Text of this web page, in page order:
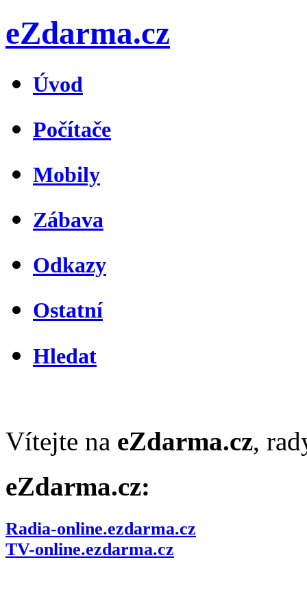
eZdarma.cz
Úvod
Počítače
Mobily
Zábava
Odkazy
Ostatní
Hledat
Vítejte na eZdarma.cz,
eZdarma.cz:
Radia-online.ezdarma.cz
TV-online.ezdarma.cz